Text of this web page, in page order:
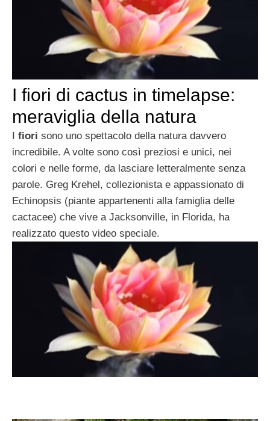
I fiori di cactus in timelapse:
meraviglia della natura
fiori sono uno spettacolo della natura davvero
incredibile. A volte sono così preziosi e unici, nei
colori e nelle forme, da lasciare letteralmente senza
parole. Greg Krehel, collezionista e appassionato di
Echinopsis (piante appartenenti alla famiglia delle
cactacee) che vive a Jacksonville, in Florida, ha
realizzato questo video speciale.